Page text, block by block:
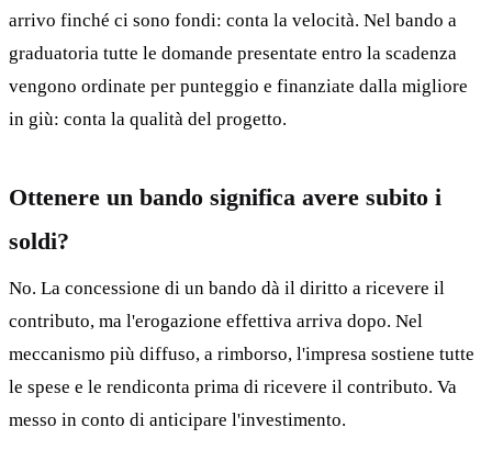
arrivo finché ci sono fondi: conta la velocità. Nel bando a
graduatoria tutte le domande presentate entro la scadenza
vengono ordinate per punteggio e finanziate dalla migliore
in giù: conta la qualità del progetto.
Ottenere un bando significa avere subito i
soldi?
No. La concessione di un bando dà il diritto a ricevere il
contributo, ma l'erogazione effettiva arriva dopo. Nel
meccanismo più diffuso, a rimborso, l'impresa sostiene tutte
le spese e le rendiconta prima di ricevere il contributo. Va
messo in conto di anticipare l'investimento.